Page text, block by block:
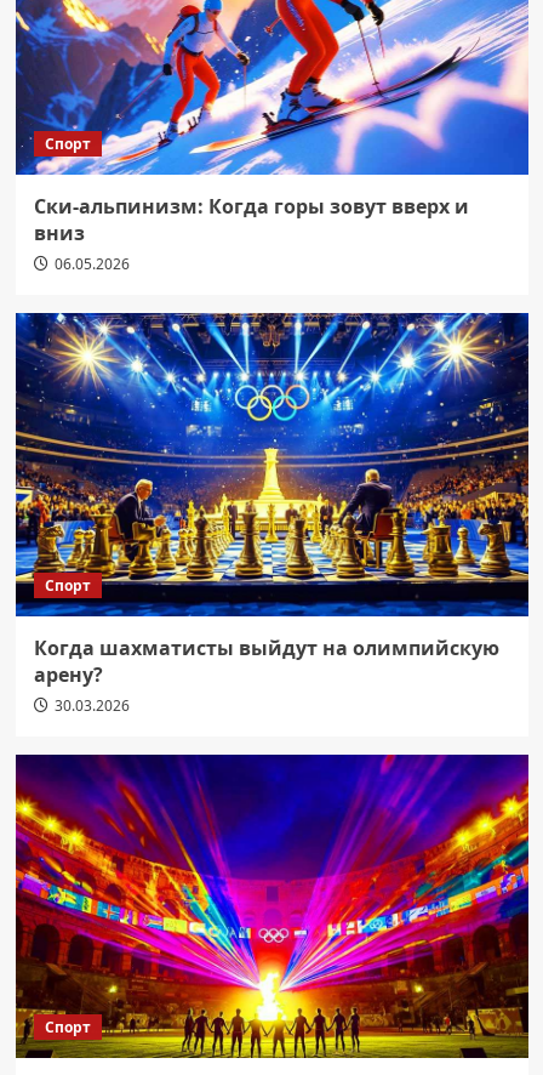
Спорт
Ски-альпинизм: Когда горы зовут вверх и
вниз
06.05.2026
Спорт
Когда шахматисты выйдут на олимпийскую
арену?
30.03.2026
Спорт